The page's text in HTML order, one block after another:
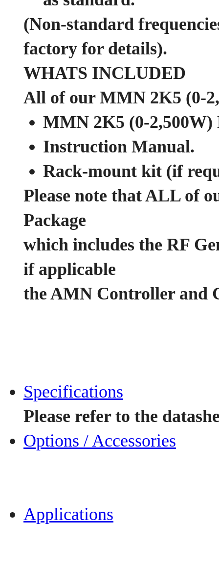
(Non-standard
factory for details).
WHATS INCLUDED
All of our MMN 2K5 (0-
MMN 2K5 (0-
Instruction Manual.
Rack-mount kit (if
Please note that ALL of
Package
which includes the RF
if applicable
the AMN Controller and
Specifications
Please refer to the
Options / Accessories
Applications